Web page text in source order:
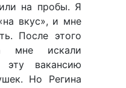
на пробы. Я
вкус», и мне
После этого
мне искали
эту вакансию
Но Регина